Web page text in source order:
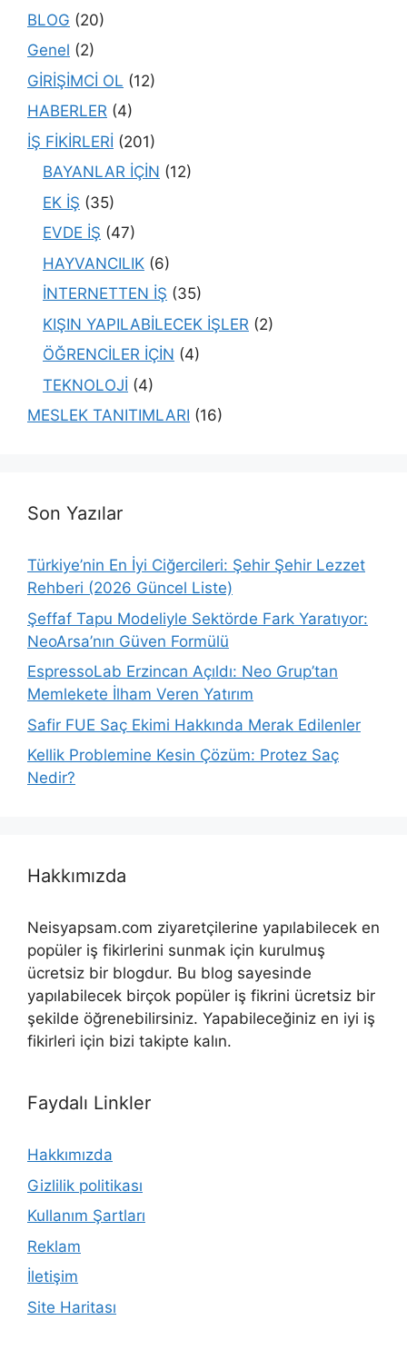
BLOG (20)
Genel (2)
GİRİŞİMCİ OL (12)
HABERLER (4)
İŞ FİKİRLERİ (201)
BAYANLAR İÇİN (12)
EK İŞ (35)
EVDE İŞ (47)
HAYVANCILIK (6)
İNTERNETTEN İŞ (35)
KIŞIN YAPILABİLECEK İŞLER (2)
ÖĞRENCİLER İÇİN (4)
TEKNOLOJİ (4)
MESLEK TANITIMLARI (16)
Son Yazılar
Türkiye’nin En İyi Ciğercileri: Şehir Şehir Lezzet
Rehberi (2026 Güncel Liste)
Şeffaf Tapu Modeliyle Sektörde Fark Yaratıyor:
NeoArsa’nın Güven Formülü
EspressoLab Erzincan Açıldı: Neo Grup’tan
Memlekete İlham Veren Yatırım
Safir FUE Saç Ekimi Hakkında Merak Edilenler
Kellik Problemine Kesin Çözüm: Protez Saç
Nedir?
Hakkımızda
Neisyapsam.com ziyaretçilerine yapılabilecek en
popüler iş fikirlerini sunmak için kurulmuş
ücretsiz bir blogdur. Bu blog sayesinde
yapılabilecek birçok popüler iş fikrini ücretsiz bir
şekilde öğrenebilirsiniz. Yapabileceğiniz en iyi iş
fikirleri için bizi takipte kalın.
Faydalı Linkler
Hakkımızda
Gizlilik politikası
Kullanım Şartları
Reklam
İletişim
Site Haritası